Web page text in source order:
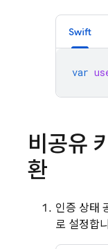
Swift
var
비공유
환
인증 상태
로 설정합